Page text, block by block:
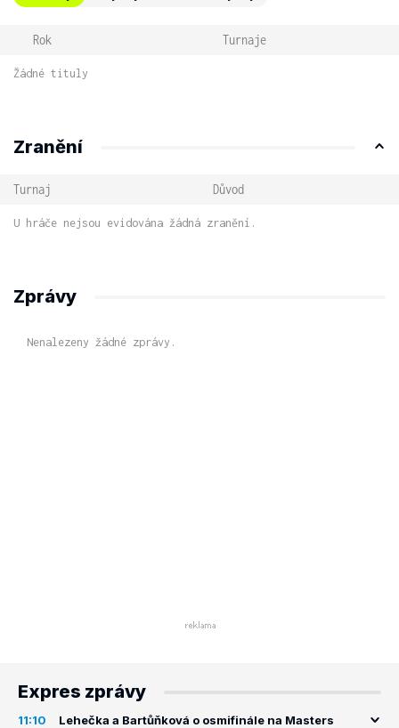
Rok Turnaje
Žádné tituly
Zranění
Turnaj Důvod
U hráče nejsou evidována žádná zranění.
Zprávy
Nenalezeny žádné zprávy.
Expres zprávy
11:10 Lehečka a Bartůňková o osmifinále na Masters